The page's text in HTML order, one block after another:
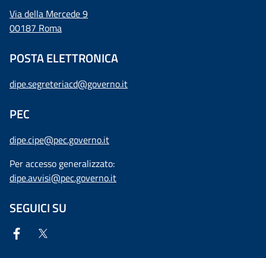
Via della Mercede 9
00187 Roma
POSTA ELETTRONICA
dipe.segreteriacd@governo.it
PEC
dipe.cipe@pec.governo.it
Per accesso generalizzato:
dipe.avvisi@pec.governo.it
SEGUICI SU